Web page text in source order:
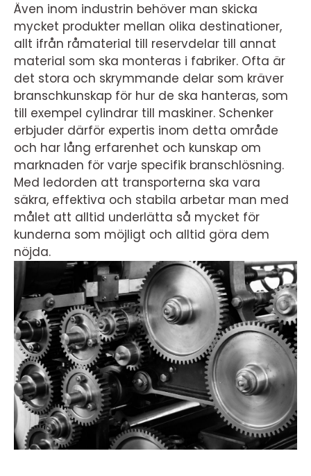
Även inom industrin behöver man skicka
mycket produkter mellan olika destinationer,
allt ifrån råmaterial till reservdelar till annat
material som ska monteras i fabriker. Ofta är
det stora och skrymmande delar som kräver
branschkunskap för hur de ska hanteras, som
till exempel cylindrar till maskiner. Schenker
erbjuder därför expertis inom detta område
och har lång erfarenhet och kunskap om
marknaden för varje specifik branschlösning.
Med ledorden att transporterna ska vara
säkra, effektiva och stabila arbetar man med
målet att alltid underlätta så mycket för
kunderna som möjligt och alltid göra dem
nöjda.